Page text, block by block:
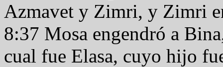
Azmavet y Zimri, y Zimri
8:37 Mosa engendró a
cual fue Elasa, cuyo hijo